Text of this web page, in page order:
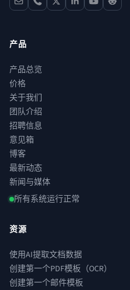
contactphone
x linkedinyoutube
reddit
产品
产品总览
价格
关于我们
团队介绍
招聘信息
意见箱
博客
最新动态
新闻与媒体
所有系统运行正常
资源
使用AI提取文档数据
创建第一个PDF模板（OCR）
创建第一个邮件模板